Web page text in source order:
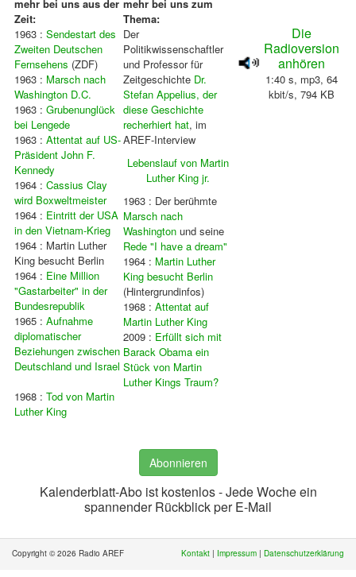
mehr bei uns aus der
Zeit:
mehr bei uns zum
Thema:
1963 : Sendestart des
Zweiten Deutschen
Fernsehens (ZDF)
1963 : Marsch nach
Washington D.C.
1963 : Grubenunglück
bei Lengede
1963 : Attentat auf US-
Präsident John F.
Kennedy
1964 : Cassius Clay
wird Boxweltmeister
1964 : Eintritt der USA
in den Vietnam-Krieg
1964 : Martin Luther
King besucht Berlin
1964 : Eine Million
"Gastarbeiter" in der
Bundesrepublik
1965 : Aufnahme
diplomatischer
Beziehungen zwischen
Deutschland und Israel
1968 : Tod von Martin
Luther King
Der
Politikwissenschaftler
und Professor für
Zeitgeschichte Dr.
Stefan Appelius, der
diese Geschichte
recherhiert hat, im
AREF-Interview
Lebenslauf von Martin
Luther King jr.
1963 : Der berühmte
Marsch nach
Washingtonund seine
Rede "I have a dream"
1964 : Martin Luther
King besucht Berlin
(Hintergrundinfos)
1968 : Attentat auf
Martin Luther King
2009 : Erfüllt sich mit
Barack Obama ein
Stück von Martin
Luther Kings Traum?
Die
Radioversion
anhören
1:40 s, mp3, 64
kbit/s, 794 KB
Abonnieren
Kalenderblatt-Abo ist kostenlos - Jede Woche ein
spannender Rückblick per E-Mail
Copyright © 2026 Radio AREF Kontakt | Impressum | Datenschutzerklärung